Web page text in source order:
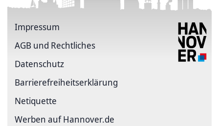
Impressum
AGB und Rechtliches
Datenschutz
Barriere­freiheits­erklärung
Netiquette
Werben auf Hannover.de